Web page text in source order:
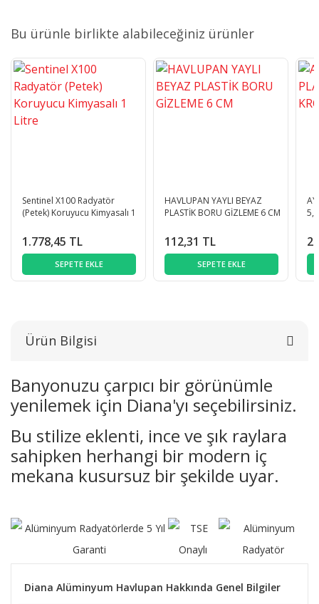
Bu ürünle birlikte alabileceğiniz ürünler
Sentinel X100 Radyatör
(Petek) Koruyucu Kimyasalı 1
1.778,45 TL
SEPETE EKLE
HAVLUPAN YAYLI BEYAZ
PLASTİK BORU GİZLEME 6 CM
112,31 TL
SEPETE EKLE
Ürün Bilgisi
Banyonuzu çarpıcı bir görünümle
yenilemek için Diana'yı seçebilirsiniz.
Bu stilize eklenti, ince ve şık raylara
sahipken herhangi bir modern iç
mekana kusursuz bir şekilde uyar.
Diana Alüminyum Havlupan Hakkında Genel Bilgiler